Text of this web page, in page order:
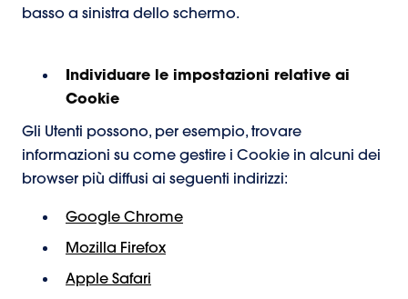
basso a sinistra dello schermo.
Individuare le impostazioni relative ai
Cookie
Gli Utenti possono, per esempio, trovare
informazioni su come gestire i Cookie in alcuni dei
browser più diffusi ai seguenti indirizzi:
Google Chrome
Mozilla Firefox
Apple Safari